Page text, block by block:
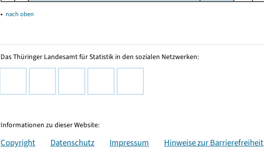
▴ nach oben
Das Thüringer Landesamt für Statistik in den sozialen Netzwerken:
Informationen zu dieser Website:
Copyright Datenschutz Impressum Hinweise zur Barrierefreiheit